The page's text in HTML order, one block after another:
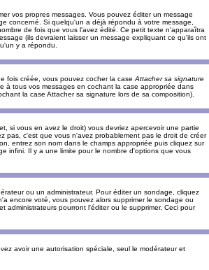
vos propres messages. Vous pouvez éditer un message
concerné. Si quelqu'un a déjà répondu à votre message,
de fois que vous l'avez édité. Ce petit texte n'apparaîtra
(ils devraient laisser un message expliquant ce qu'ils ont
y a répondu.
fois créée, vous pouvez cocher la case Attacher sa signature
à tous vos messages en cochant la case appropriée dans
la case Attacher sa signature lors de sa composition).
si vous en avez le droit) vous devriez apercevoir une partie
pas, c'est que vous n'avez probablement pas le droit de créer
entrez son nom dans le champs appropriée puis cliquez sur
infini. Il y a une limite pour le nombre d'options que vous
ou un administrateur. Pour éditer un sondage, cliquez
encore voté, vous pouvez alors supprimer le sondage ou
pourront l'éditer ou le supprimer. Ceci pour
avoir une autorisation spéciale, seul le modérateur et